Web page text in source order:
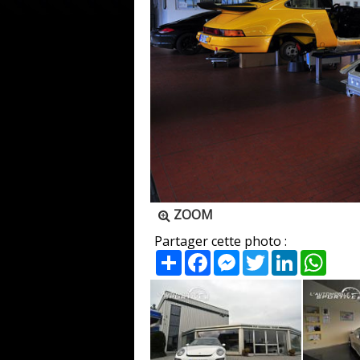
ZOOM
Partager cette photo :
PartagerFacebookMessenger
TwitterLinkedIn